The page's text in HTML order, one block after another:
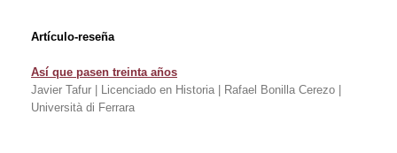
Artículo-reseña
Así que pasen treinta años
Javier Tafur | Licenciado en Historia | Rafael Bonilla Cerezo |
Università di Ferrara